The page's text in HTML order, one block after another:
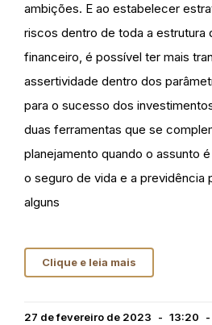
ambições. E ao estabelecer
riscos dentro de toda a estrutura
financeiro, é possível ter mais
assertividade dentro dos
para o sucesso dos
duas ferramentas que se
planejamento quando o assunto
o seguro de vida e a previdência
alguns
Clique e leia mais
27 de fevereiro de 2023 13:20